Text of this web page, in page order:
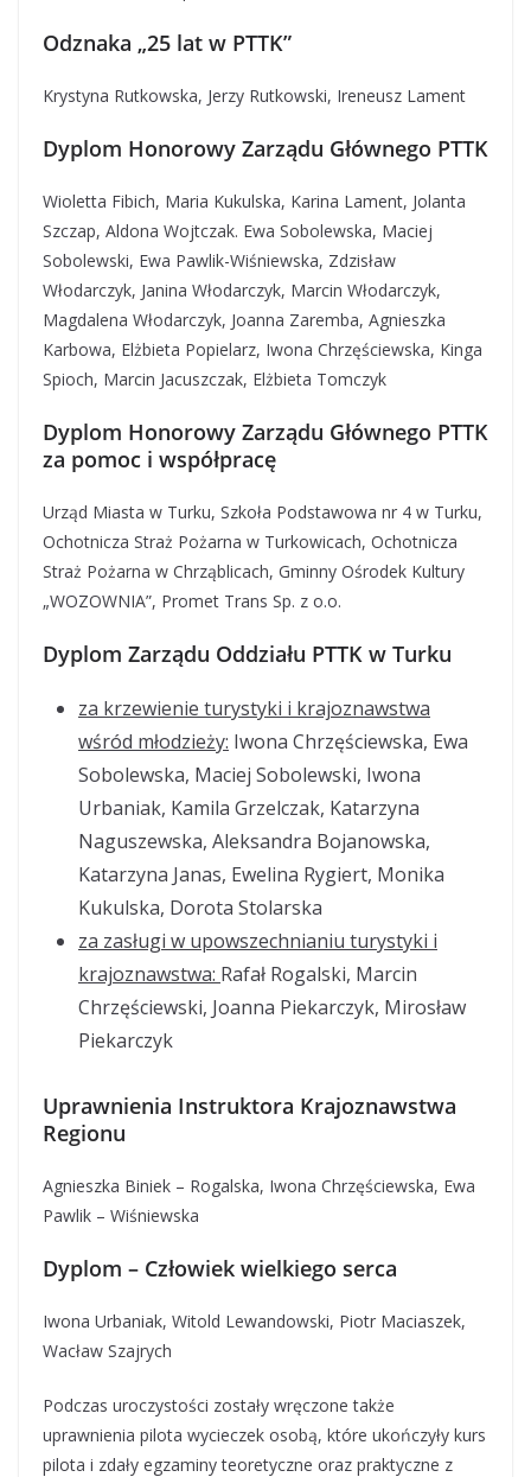
Odznaka „25 lat w PTTK”
Krystyna Rutkowska, Jerzy Rutkowski, Ireneusz Lament
Dyplom Honorowy Zarządu Głównego PTTK
Wioletta Fibich, Maria Kukulska, Karina Lament, Jolanta
Szczap, Aldona Wojtczak. Ewa Sobolewska, Maciej
Sobolewski, Ewa Pawlik-Wiśniewska, Zdzisław
Włodarczyk, Janina Włodarczyk, Marcin Włodarczyk,
Magdalena Włodarczyk, Joanna Zaremba, Agnieszka
Karbowa, Elżbieta Popielarz, Iwona Chrzęściewska, Kinga
Spioch, Marcin Jacuszczak, Elżbieta Tomczyk
Dyplom Honorowy Zarządu Głównego PTTK
za pomoc i współpracę
Urząd Miasta w Turku, Szkoła Podstawowa nr 4 w Turku,
Ochotnicza Straż Pożarna w Turkowicach, Ochotnicza
Straż Pożarna w Chrząblicach, Gminny Ośrodek Kultury
„WOZOWNIA”, Promet Trans Sp. z o.o.
Dyplom Zarządu Oddziału PTTK w Turku
za krzewienie turystyki i krajoznawstwa
wśród młodzieży: Iwona Chrzęściewska, Ewa
Sobolewska, Maciej Sobolewski, Iwona
Urbaniak, Kamila Grzelczak, Katarzyna
Naguszewska, Aleksandra Bojanowska,
Katarzyna Janas, Ewelina Rygiert, Monika
Kukulska, Dorota Stolarska
za zasługi w upowszechnianiu turystyki i
krajoznawstwa: Rafał Rogalski, Marcin
Chrzęściewski, Joanna Piekarczyk, Mirosław
Piekarczyk
Uprawnienia Instruktora Krajoznawstwa
Regionu
Agnieszka Biniek – Rogalska, Iwona Chrzęściewska, Ewa
Pawlik – Wiśniewska
Dyplom – Człowiek wielkiego serca
Iwona Urbaniak, Witold Lewandowski, Piotr Maciaszek,
Wacław Szajrych
Podczas uroczystości zostały wręczone także
uprawnienia pilota wycieczek osobą, które ukończyły kurs
pilota i zdały egzaminy teoretyczne oraz praktyczne z